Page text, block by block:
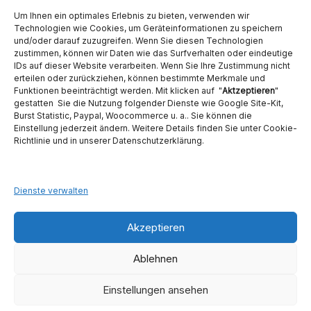
Um Ihnen ein optimales Erlebnis zu bieten, verwenden wir
Technologien wie Cookies, um Geräteinformationen zu speichern
und/oder darauf zuzugreifen. Wenn Sie diesen Technologien
zustimmen, können wir Daten wie das Surfverhalten oder eindeutige
IDs auf dieser Website verarbeiten. Wenn Sie Ihre Zustimmung nicht
erteilen oder zurückziehen, können bestimmte Merkmale und
Funktionen beeinträchtigt werden. Mit klicken auf "Aktzeptieren"
gestatten Sie die Nutzung folgender Dienste wie Google Site-Kit,
Burst Statistic, Paypal, Woocommerce u. a.. Sie können die
Einstellung jederzeit ändern. Weitere Details finden Sie unter Cookie-
Richtlinie und in unserer Datenschutzerklärung.
Dienste verwalten
Akzeptieren
Ablehnen
Einstellungen ansehen
Ambident GmbH
Dental Geräte Handel und Service
Neumannstraße 3B
Fax.: 030 54 83 72 85